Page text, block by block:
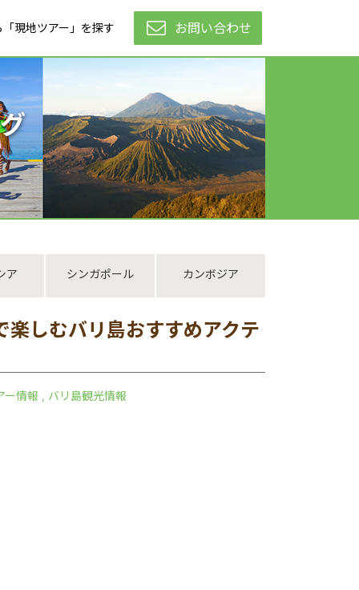
現地ツアー」を探す お問い合わせ
ア シンガポール カンボジア
楽しむバリ島おすすめアクテ
ー情報 , バリ島観光情報